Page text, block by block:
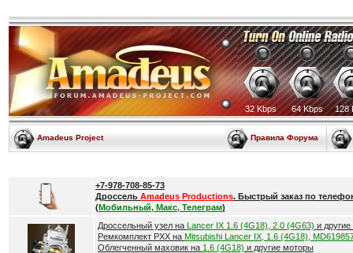
32 Kbps 64 Kbps 128
Amadeus Project Правила Форума
+7-978-708-85-73
Дроссель Amadeus Productions. Быстрый заказ по
(Мобильный, Макс, Телеграм)
Дроссельный узел на Lancer IX 1.6 (4G18), 2.0 (4G63) и
Ремкомплект РХХ на Mitsubishi Lancer IX, 1.6 (4G18),
Облегченный маховик на 1.6 (4G18) и другие моторы